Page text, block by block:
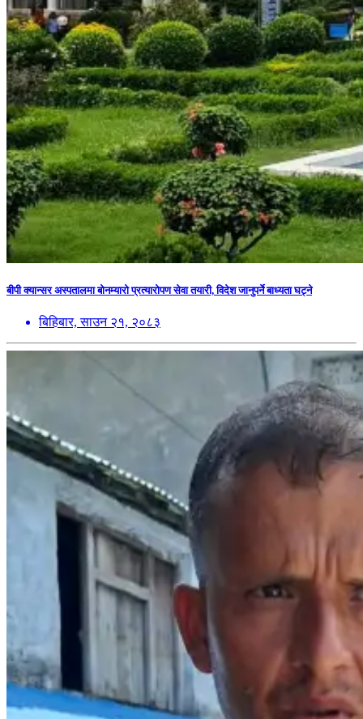
बीपी क्यान्सर अस्पतालमा बोनम्यारो प्रत्यारोपण सेवा तयारी, विदेश जानुपर्ने बाध्यता घट्ने
बिहिबार, साउन २१, २०८३